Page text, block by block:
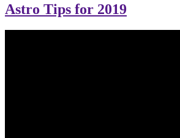
Astro Tips for 2019